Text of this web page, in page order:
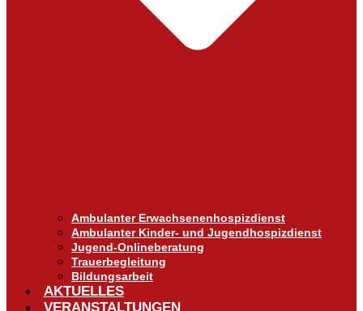
Ambulanter Erwachsenenhospizdienst
Ambulanter Kinder- und Jugendhospizdienst
Jugend-Onlineberatung
Trauerbegleitung
Bildungsarbeit
AKTUELLES
VERANSTALTUNGEN